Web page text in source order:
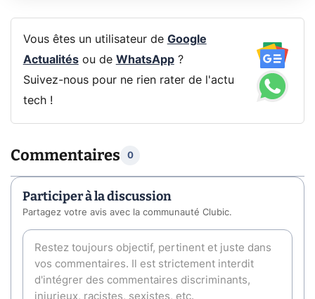
Vous êtes un utilisateur de Google
Actualitésou de WhatsApp?
Suivez-nous pour ne rien rater de l'actu
tech !
Commentaires 0
Participer à la discussion
Partagez votre avis avec la communauté Clubic.